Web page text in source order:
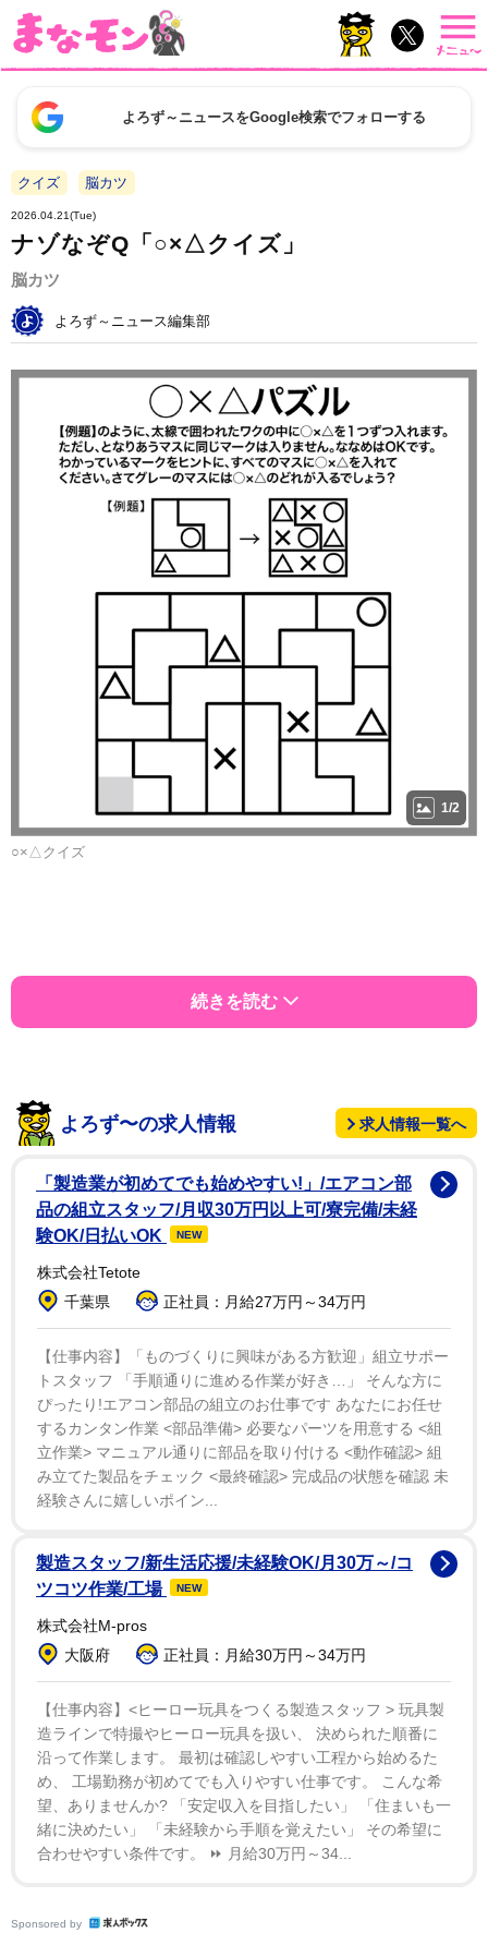
よろず～ニュースをGoogle検索でフォローする
クイズ 脳カツ
2026.04.21(Tue)
ナゾなぞQ「○×△クイズ」
脳カツ
よろず～ニュース編集部
1/2
○×△クイズ
続きを読む
よろず〜の求人情報 求人情報一覧へ
「製造業が初めてでも始めやすい!」/エアコン部
品の組立スタッフ/月収30万円以上可/寮完備/未経
験OK/日払いOK
NEW
株式会社Tetote
千葉県
正社員：月給27万円～34万円
【仕事内容】「ものづくりに興味がある方歓迎」組立サポー
トスタッフ 「手順通りに進める作業が好き…」 そんな方に
ぴったり!エアコン部品の組立のお仕事です あなたにお任せ
するカンタン作業 <部品準備> 必要なパーツを用意する <組
立作業> マニュアル通りに部品を取り付ける <動作確認> 組
み立てた製品をチェック <最終確認> 完成品の状態を確認 未
経験さんに嬉しいポイン...
製造スタッフ/新生活応援/未経験OK/月30万～/コ
ツコツ作業/工場
NEW
株式会社M-pros
大阪府
正社員：月給30万円～34万円
【仕事内容】<ヒーロー玩具をつくる製造スタッフ > 玩具製
造ラインで特撮やヒーロー玩具を扱い、 決められた順番に
沿って作業します。 最初は確認しやすい工程から始めるた
め、 工場勤務が初めてでも入りやすい仕事です。 こんな希
望、ありませんか? 「安定収入を目指したい」 「住まいも一
緒に決めたい」 「未経験から手順を覚えたい」 その希望に
合わせやすい条件です。 ⏩ 月給30万円～34...
Sponsored by